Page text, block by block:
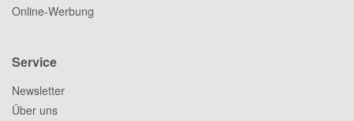
Online-Werbung
Service
Newsletter
Über uns